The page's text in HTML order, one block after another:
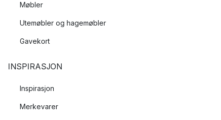
Møbler
Utemøbler og hagemøbler
Gavekort
INSPIRASJON
Inspirasjon
Merkevarer